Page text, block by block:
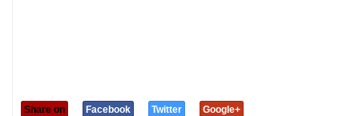
Share on Facebook Twitter Google+